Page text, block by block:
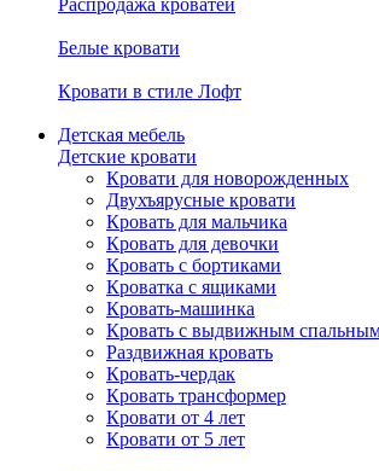
Распродажа кроватей
Белые кровати
Кровати в стиле Лофт
Детская мебель
Детские кровати
Кровати для новорожденных
Двухъярусные кровати
Кровать для мальчика
Кровать для девочки
Кровать с бортиками
Кроватка с ящиками
Кровать-машинка
Кровать с выдвижным
Раздвижная кровать
Кровать-чердак
Кровать трансформер
Кровати от 4 лет
Кровати от 5 лет